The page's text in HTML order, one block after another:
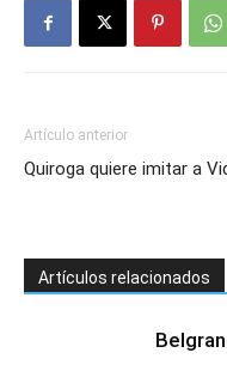
Artículo anterior
Quiroga quiere imitar a
Artículos relacionados